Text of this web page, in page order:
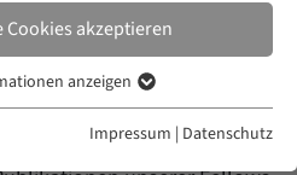
Blog
der Arbeit von EUME und
Moderne und
sind. UnterFellows
Cookies akzeptieren
grundlegende Funktionen der
anzeigen
Impressum | Datenschutz